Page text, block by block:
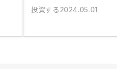
投資する 2024.05.01